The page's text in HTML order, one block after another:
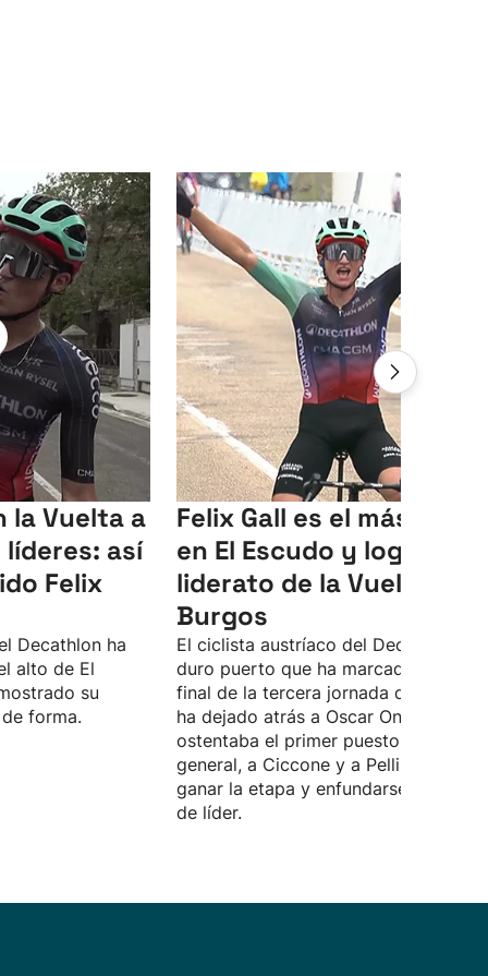
la Vuelta a
así
Felix
Decathlon ha
alto de El
su
forma.
Felix Gall es el más
en El Escudo y logra el
liderato de la Vuelta a
Burgos
El ciclista austríaco del Decathlon,
duro puerto que ha marcado el tramo
final de la tercera jornada de la
ha dejado atrás a Oscar Onley, que
ostentaba el primer puesto en la
general, a Ciccone y a Pellizzari, para
ganar la etapa y enfundarse el maillot
de líder.